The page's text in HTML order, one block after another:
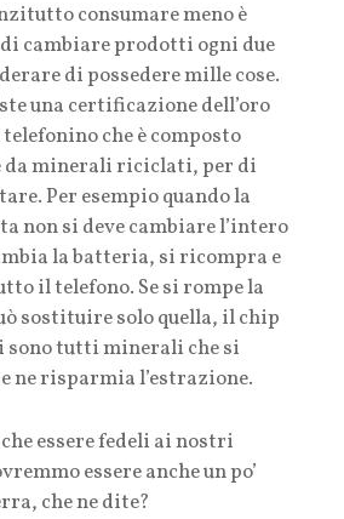
consumare meno è
cambiare prodotti ogni due
di possedere mille cose.
una certificazione dell’oro
che è composto
minerali riciclati, per di
Per esempio quando la
non si deve cambiare l’intero
la batteria, si ricompra e
il telefono. Se si rompe la
sostituire solo quella, il chip
sono tutti minerali che si
ne risparmia l’estrazione.
essere fedeli ai nostri
essere anche un po’
che ne dite?